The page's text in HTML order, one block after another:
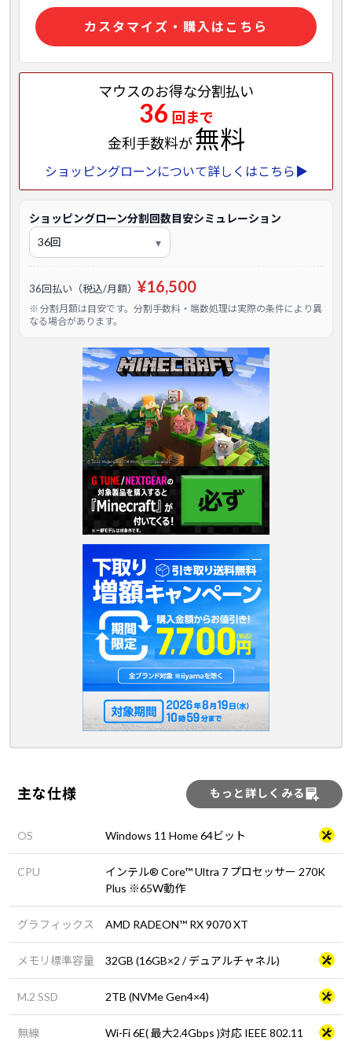
カスタマイズ・購入はこちら
マウスのお得な分割払い
36 回まで
金利手数料が無料
ショッピングローンについて詳しくはこちら▶
ショッピングローン分割回数目安シミュレーション
36回払い（税込/月額） ¥16,500
※ 分割月額は目安です。分割手数料・端数処理は実際の条件により異
なる場合があります。
主な仕様 もっと詳しくみる
OS Windows 11 Home 64ビット
CPU
インテル® Core™ Ultra 7 プロセッサー 270K
Plus ※65W動作
グラフィックス AMD RADEON™ RX 9070 XT
メモリ標準容量 32GB (16GB×2 / デュアルチャネル)
M.2 SSD 2TB (NVMe Gen4×4)
無線
Wi-Fi 6E( 最大2.4Gbps )対応 IEEE 802.11